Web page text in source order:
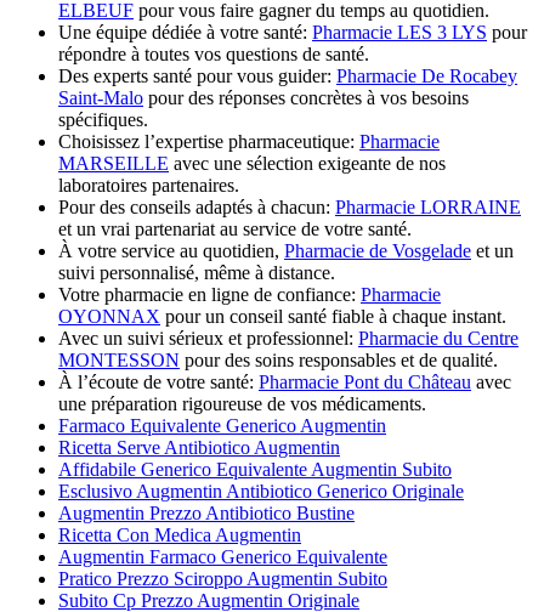
ELBEUF pour vous faire gagner du temps au quotidien.
Une équipe dédiée à votre santé: Pharmacie LES 3 LYS pour
répondre à toutes vos questions de santé.
Des experts santé pour vous guider: Pharmacie De Rocabey
Saint-Malo pour des réponses concrètes à vos besoins
spécifiques.
Choisissez l’expertise pharmaceutique: Pharmacie
MARSEILLE avec une sélection exigeante de nos
laboratoires partenaires.
Pour des conseils adaptés à chacun: Pharmacie LORRAINE
et un vrai partenariat au service de votre santé.
À votre service au quotidien, Pharmacie de Vosgelade et un
suivi personnalisé, même à distance.
Votre pharmacie en ligne de confiance: Pharmacie
OYONNAX pour un conseil santé fiable à chaque instant.
Avec un suivi sérieux et professionnel: Pharmacie du Centre
MONTESSON pour des soins responsables et de qualité.
À l’écoute de votre santé: Pharmacie Pont du Château avec
une préparation rigoureuse de vos médicaments.
Farmaco Equivalente Generico Augmentin
Ricetta Serve Antibiotico Augmentin
Affidabile Generico Equivalente Augmentin Subito
Esclusivo Augmentin Antibiotico Generico Originale
Augmentin Prezzo Antibiotico Bustine
Ricetta Con Medica Augmentin
Augmentin Farmaco Generico Equivalente
Pratico Prezzo Sciroppo Augmentin Subito
Subito Cp Prezzo Augmentin Originale